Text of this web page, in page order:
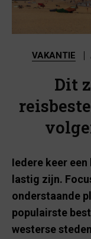
VAKANTIE
Dit
Iedere keer
lastig zijn.
onderstaande
populairste
westerse